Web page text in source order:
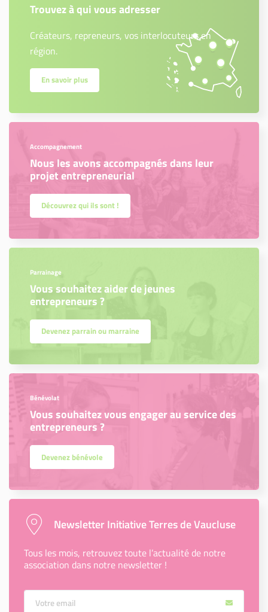
Trouvez à qui vous adresser
Créateurs, repreneurs, vos interlocuteurs en
région.
En savoir plus
Accompagnement
Nous les avons accompagnés dans leur
projet entrepreneurial
Découvrez qui ils sont !
Parrainage
Vous souhaitez aider de jeunes
entrepreneurs ?
Devenez parrain ou marraine
Bénévolat
Vous souhaitez vous engager au service des
entrepreneurs ?
Devenez bénévole
Newsletter Initiative Terres de Vaucluse
Tous les mois, retrouvez toute l’actualité de notre
association dans notre newsletter !
Votre Email